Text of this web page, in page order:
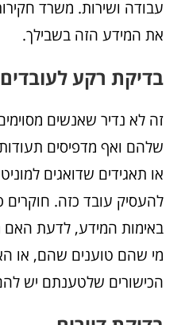
עבודה ושירות. משרד
את המידע הזה בשבילך.
בדיקת רקע לעובדים
זה לא נדיר שאנשים
שלהם ואף מדפיסים
או תאגידים שדואגים
להעסיק עובד כזה. חוקרים
באימות המידע, לדעת האם
מי שהם טוענים שהם, או
הכישורים שלטענתם יש